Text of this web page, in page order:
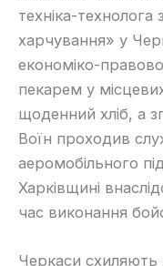
техніка-технолога
харчування» у
економіко-
пекарем у
щоденний хліб, а
Воїн проходив
аеромобільного
Харківщині
час виконання
Черкаси схиляють